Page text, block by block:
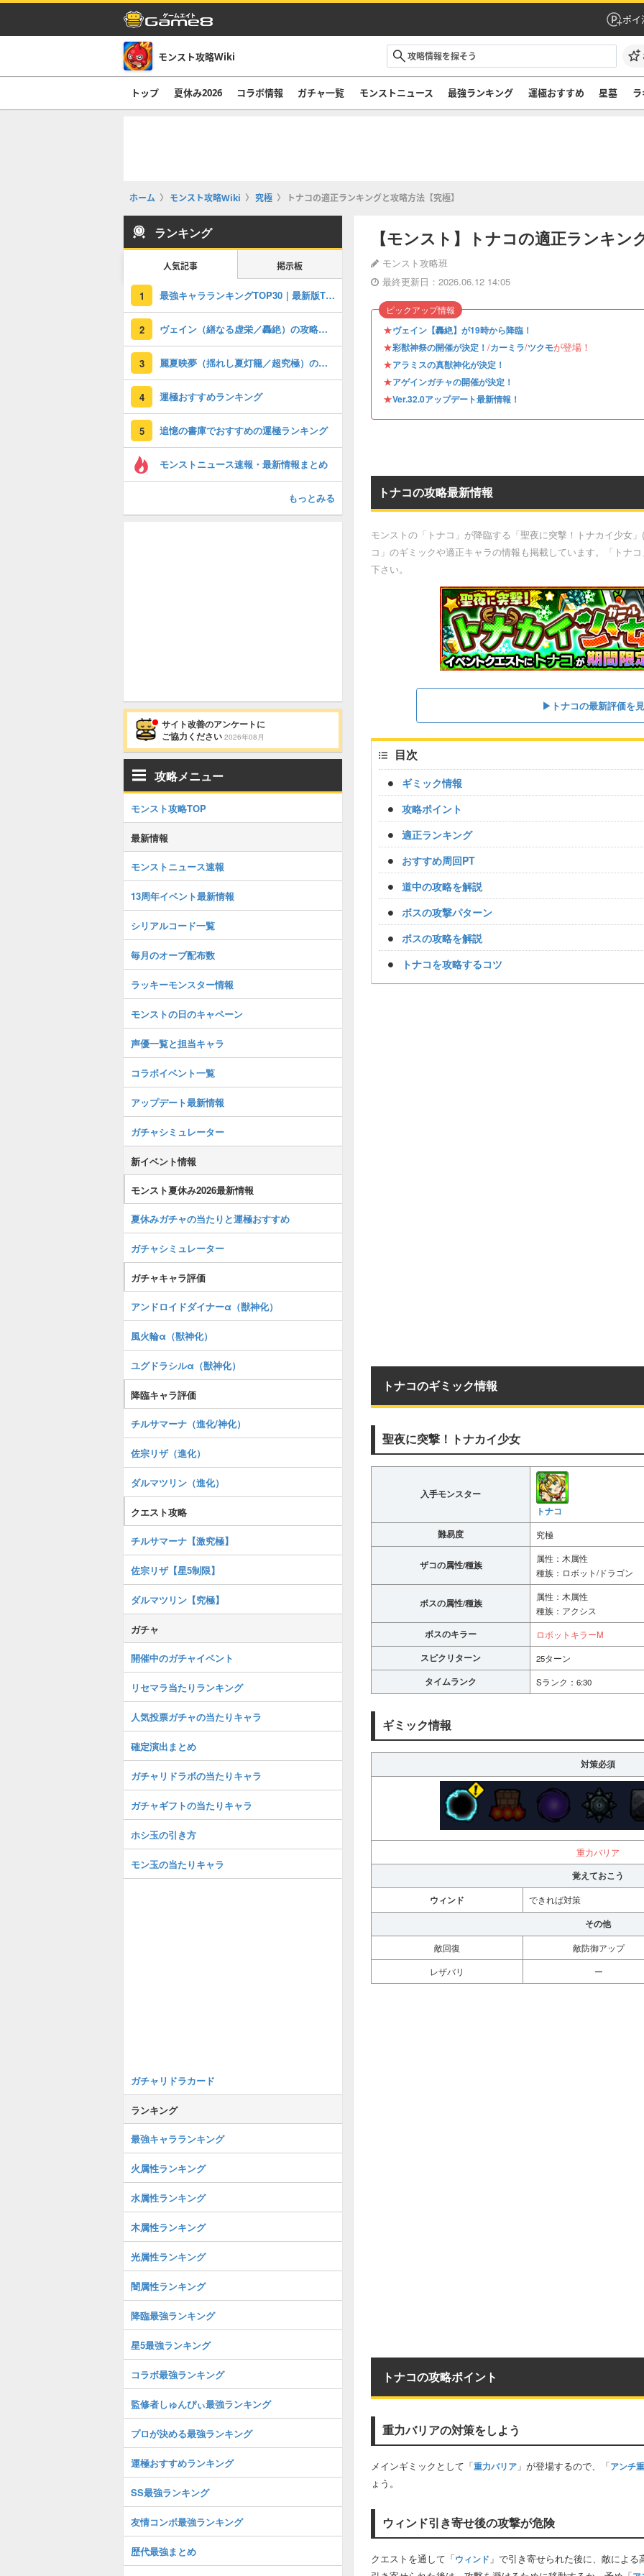
ポイ
モンスト攻略Wiki
トップ 夏休み2026 コラボ情報 ガチャ一覧 モンストニュース 最強ランキング 運極おすすめ 星墓
ホーム モンスト攻略Wiki 究極 トナコの適正ランキングと攻略方法【究極】
【モンスト】トナコの適正ランキン
モンスト攻略班
最終更新日：2026.06.12 14:05
★ヴェイン【轟絶】が19時から降臨！
★彩獣神祭の開催が決定！ /カーミラ/ツクモが登場！
★アラミスの真獣神化が決定！
★アゲインガチャの開催が決定！
★Ver.32.0アップデート最新情報！
ピックアップ情報
トナコの攻略最新情報
モンストの「トナコ」が降臨する「聖夜に突撃！トナカイ少女
コ」のギミックや適正キャラの情報も掲載しています。「トナ
下さい。
▶トナコの最新評価を
目次
ギミック情報
攻略ポイント
適正ランキング
おすすめ周回PT
道中の攻略を解説
ボスの攻撃パターン
ボスの攻略を解説
トナコを攻略するコツ
トナコのギミック情報
聖夜に突撃！トナカイ少女
入手モンスター
トナコ
難易度 究極
ザコの属性/種族
属性：木属性
種族：ロボット/ドラゴン
ボスの属性/種族
属性：木属性
種族：アクシス
ボスのキラー ロボットキラーM
スピクリターン 25ターン
タイムランク Sランク：6:30
ギミック情報
対策必須
重力バリア
覚えておこう
ウィンド
できれば対策
その他
敵回復 敵防御アップ
レザバリ ー
トナコの攻略ポイント
重力バリアの対策をしよう
メインギミックとして「重力バリア 」が登場するので、「アンチ
ょう。
ウィンド引き寄せ後の攻撃が危険
クエストを通して「ウィンド 」で引き寄せられた後に、敵によ
ランキング
人気記事 掲示板
1 最強キャラランキングTOP30｜最新版Tier
2 ヴェイン（繕なる虚栄／轟絶）の攻略と適正
3 麗夏映夢（揺れし夏灯籠／超究極）の攻略と適正
4 運極おすすめランキング
5 追憶の書庫でおすすめの運極ランキング
モンストニュース速報・最新情報まとめ
もっとみる
サイト改善のアンケートに
ご協力ください 2026年08月
攻略メニュー
モンスト攻略TOP
最新情報
モンストニュース速報
13周年イベント最新情報
シリアルコード一覧
毎月のオーブ配布数
ラッキーモンスター情報
モンストの日のキャペーン
声優一覧と担当キャラ
コラボイベント一覧
アップデート最新情報
ガチャシミュレーター
新イベント情報
モンスト夏休み2026最新情報
夏休みガチャの当たりと運極おすすめ
ガチャシミュレーター
ガチャキャラ評価
アンドロイドダイナーα（獣神化）
風火輪α（獣神化）
ユグドラシルα（獣神化）
降臨キャラ評価
チルサマーナ（進化/神化）
佐宗リザ（進化）
ダルマツリン（進化）
クエスト攻略
チルサマーナ【激究極】
佐宗リザ【星5制限】
ダルマツリン【究極】
ガチャ
開催中のガチャイベント
リセマラ当たりランキング
人気投票ガチャの当たりキャラ
確定演出まとめ
ガチャリドラボの当たりキャラ
ガチャギフトの当たりキャラ
ホシ玉の引き方
モン玉の当たりキャラ
ガチャリドラカード
ランキング
最強キャラランキング
火属性ランキング
水属性ランキング
木属性ランキング
光属性ランキング
闇属性ランキング
降臨最強ランキング
星5最強ランキング
コラボ最強ランキング
監修者しゅんぴぃ最強ランキング
プロが決める最強ランキング
運極おすすめランキング
SS最強ランキング
友情コンボ最強ランキング
歴代最強まとめ